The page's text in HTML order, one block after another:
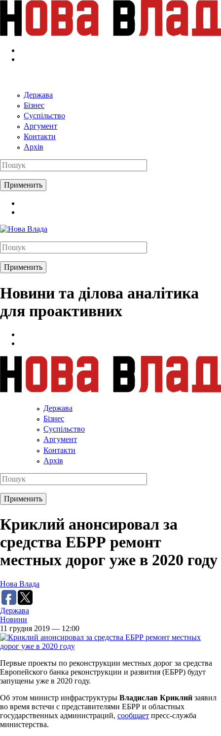
Перейти к основному содержанию
Держава
Бізнес
Суспільство
Аргумент
Контакти
Архів
Новини та ділова аналітика
для проактивних
Держава
Бізнес
Суспільство
Аргумент
Контакти
Архів
Криклий анонсировал за
средства ЕБРР ремонт
местных дорог уже в 2020 году
Нова Влада
Держава
Новини
11 грудня 2019 — 12:00
Первые проекты по реконструкции местных дорог за средства
Европейского банка реконструкции и развития (ЕБРР) будут
запущены уже в 2020 году.
Об этом министр инфраструктуры Владислав Криклий заявил
во время встечи с представителями ЕБРР и областных
государственных администраций, сообщает пресс-служба
министерства.